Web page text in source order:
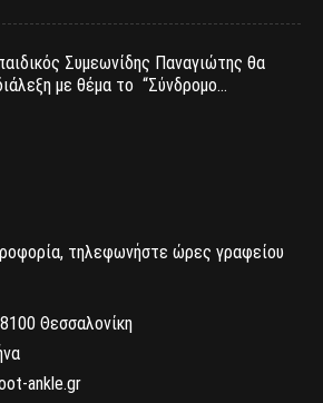
Συμεωνίδης Παναγιώτης θα
με θέμα το “Σύνδρομο…
τηλεφωνήστε ώρες γραφείου
Θεσσαλονίκη
ankle.gr